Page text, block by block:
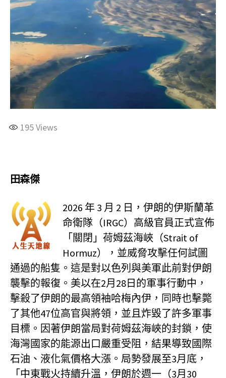
195Views
田森傑
2026 年 3 月 2 日，伊朗的伊斯蘭革
命衛隊（IRGC）高級官員正式宣佈
「關閉」荷姆茲海峽（Strait of
Hormuz），並威脅攻擊任何試圖
通過的船隻。這是對以色列與美軍此前對伊朗
襲擊的報復。美以在2月28日的軍事行動中，
擊殺了伊朗的最高領袖哈梅內伊，同時也擊斃
了其他47位高官與將領，並且炸毀了許多軍事
目標。因著伊朗當局對荷姆茲海峽的封鎖，使
海灣國家的能源出口嚴重受阻，結果導致國際
石油、液化氣價格大漲。局勢發展至3月底，
「中東戰火持續升溫，伊朗於週一（3月30